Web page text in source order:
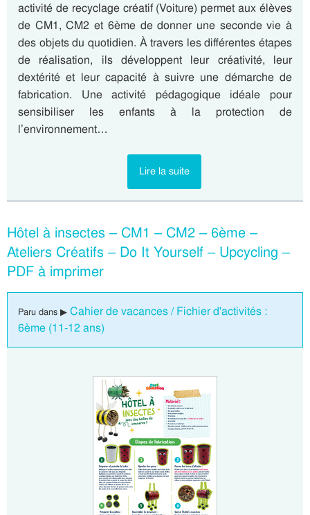
activité de recyclage créatif (Voiture) permet aux élèves
de CM1, CM2 et 6ème de donner une seconde vie à
des objets du quotidien. À travers les différentes étapes
de réalisation, ils développent leur créativité, leur
dextérité et leur capacité à suivre une démarche de
fabrication. Une activité pédagogique idéale pour
sensibiliser les enfants à la protection de
l’environnement…
Lire la suite
Hôtel à insectes – CM1 – CM2 – 6ème –
Ateliers Créatifs – Do It Yourself – Upcycling –
PDF à imprimer
Paru dans ▶ Cahier de vacances / Fichier d'activités :
6ème (11-12 ans)